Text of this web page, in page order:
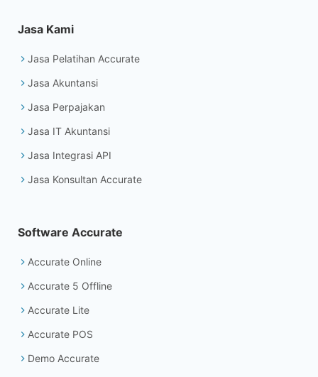
Jasa Kami
Jasa Pelatihan Accurate
Jasa Akuntansi
Jasa Perpajakan
Jasa IT Akuntansi
Jasa Integrasi API
Jasa Konsultan Accurate
Software Accurate
Accurate Online
Accurate 5 Offline
Accurate Lite
Accurate POS
Demo Accurate